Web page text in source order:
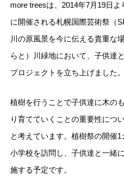
more treesは、2014年7月19日
に開催される札幌国際芸術祭（
川の原風景を今に伝える貴重な
らと）川緑地において、子供達
プロジェクトを立ち上げました。
植樹を行うことで子供達に木の
り育てていくことの重要性につ
と考えています。植樹祭の開催
小学校を訪問し、子供達と一緒
施する予定です。